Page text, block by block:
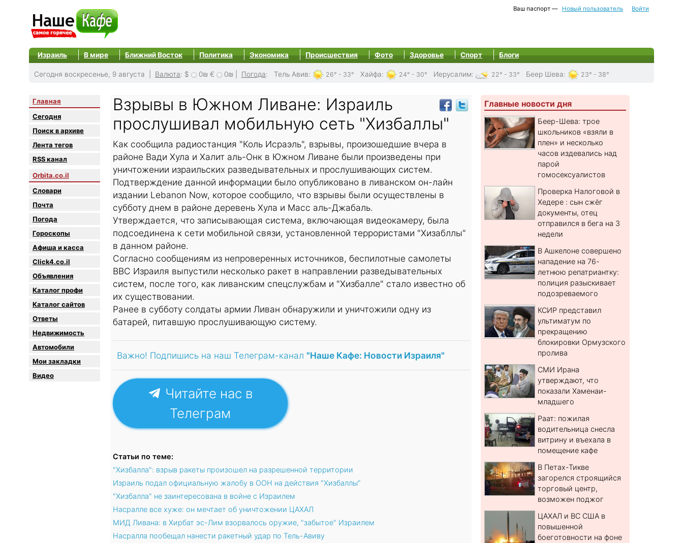
Ваш паспорт — Новый пользователь Войти
Израиль В мире Ближний Восток Политика Экономика Происшествия Фото Здоровье Спорт Блоги
Сегодня воскресенье, 9 августа | Валюта: $ 0₪ € 0₪ Погода: Тель Авив: 26° - 33° Хайфа: 24° - 30° Иерусалим: 22° - 33° Беер Шева: 23° - 38°
Главная
Сегодня
Поиск в архиве
Лента тегов
RSS канал
Orbita.co.il
Словари
Почта
Погода
Гороскопы
Афиша и касса
Click4.co.il
Объявления
Каталог профи
Каталог сайтов
Oтветы
Недвижимость
Автомобили
Мои закладки
Видео
Взрывы в Южном Ливане: Израиль
прослушивал мобильную сеть "Хизбаллы"
Как сообщила радиостанция "Коль Исраэль", взрывы, произошедшие вчера в
районе Вади Хула и Халит аль-Онк в Южном Ливане были произведены при
уничтожении израильских разведывательных и прослушивающих систем.
Подтверждение данной информации было опубликовано в ливанском он-лайн
издании Lebanon Now, которое сообщило, что взрывы были осуществлены в
субботу днем в районе деревень Хула и Масс аль-Джабаль.
Утверждается, что записывающая система, включающая видеокамеру, была
подсоединена к сети мобильной связи, установленной террористами "Хизабллы"
в данном районе.
Согласно сообщениям из непроверенных источников, беспилотные самолеты
ВВС Израиля выпустили несколько ракет в направлении разведывательных
систем, после того, как ливанским спецслужбам и "Хизбалле" стало известно об
их существовании.
Ранее в субботу солдаты армии Ливан обнаружили и уничтожили одну из
батарей, питавшую прослушивающую систему.
Важно! Подпишись на наш Телеграм-канал "Наше Кафе: Новости Израиля"
Читайте нас в
Телеграм
Статьи по теме:
"Хизбалла": взрыв ракеты произошел на разрешенной территории
Израиль подал официальную жалобу в ООН на действия "Хизбаллы"
"Хизбалла" не заинтересована в войне с Израилем
Насралле все хуже: он мечтает об уничтожении ЦАХАЛ
МИД Ливана: в Хирбат эс-Лим взорвалось оружие, "забытое" Израилем
Насралла пообещал нанести ракетный удар по Тель-Авиву
Главные новости дня
Беер-Шева: трое
школьников «взяли в
плен» и несколько
часов издевались над
парой
гомосексуалистов
Проверка Налоговой в
Хедере : сын сжёг
документы, отец
отправился в бега на 3
недели
В Ашкелоне совершено
нападение на 76-
летнюю репатриантку:
полиция разыскивает
подозреваемого
КСИР представил
ультиматум по
прекращению
блокировки Ормузского
пролива
СМИ Ирана
утверждают, что
показали Хаменаи-
младшего
Раат: пожилая
водительница снесла
витрину и въехала в
помещение кафе
В Петах-Тикве
загорелся строящийся
торговый центр,
возможен поджог
ЦАХАЛ и ВС США в
повышенной
боеготовности на фоне